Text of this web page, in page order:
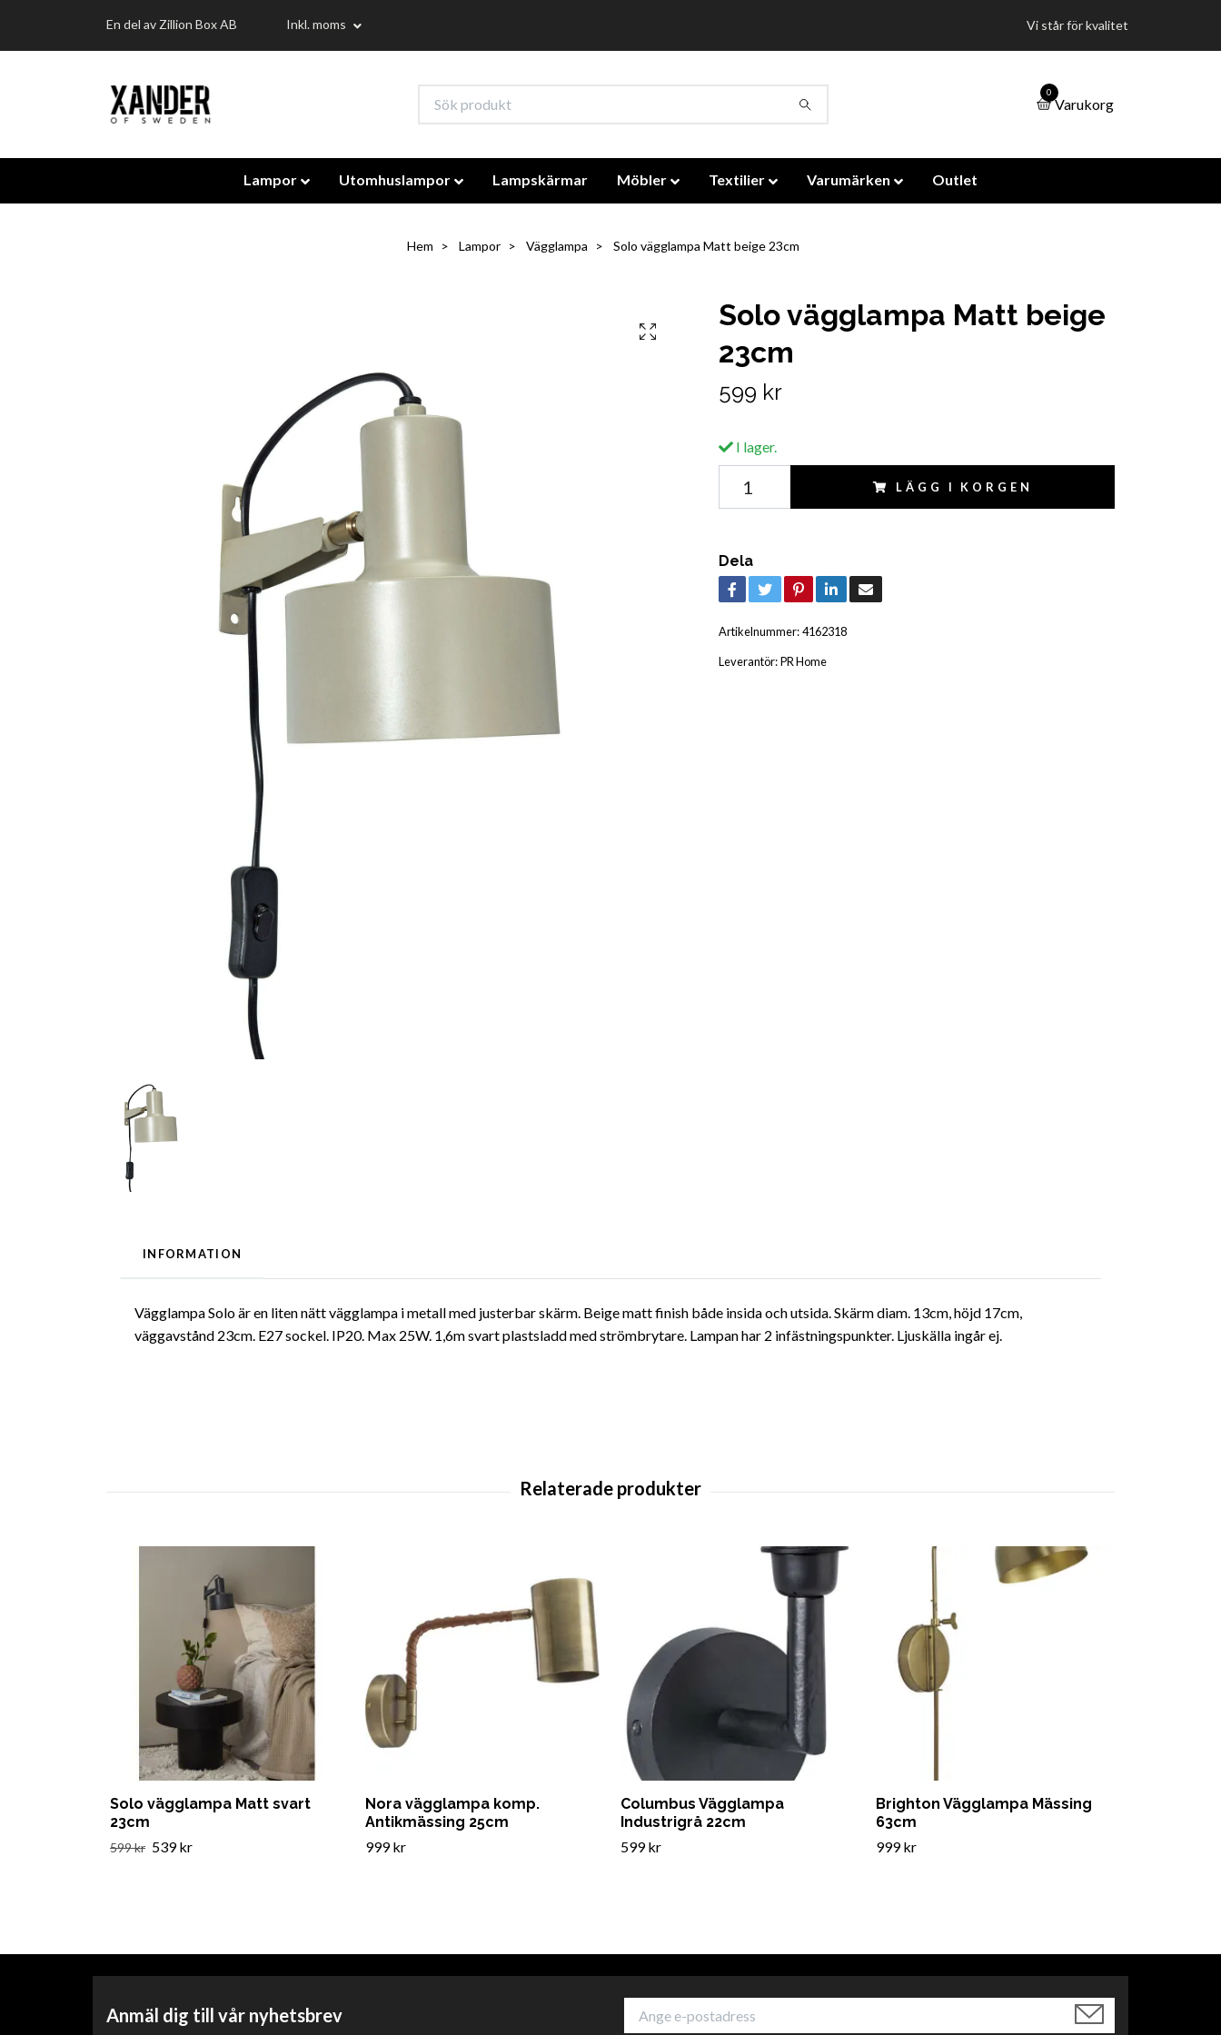
En del av Zillion Box AB Inkl. moms Vi står för kvalitet
0
Varukorg
Lampor Utomhuslampor Lampskärmar Möbler Textilier Varumärken Outlet
Hem Lampor Vägglampa Solo vägglampa Matt beige 23cm
Solo vägglampa Matt beige
23cm
599 kr
I lager.
LÄGG I KORGEN
Dela
Artikelnummer:4162318
Leverantör:PR Home
INFORMATION
Vägglampa Solo är en liten nätt vägglampa i metall med justerbar skärm. Beige matt finish både insida och utsida. Skärm diam. 13cm, höjd 17cm,
väggavstånd 23cm. E27 sockel. IP20. Max 25W. 1,6m svart plastsladd med strömbrytare. Lampan har 2 infästningspunkter. Ljuskälla ingår ej.
Solo vägglampa Matt svart
23cm
599 kr 539 kr
Nora vägglampa komp.
Antikmässing 25cm
999 kr
Columbus Vägglampa
Industrigrå 22cm
599 kr
Brighton Vägglampa Mässing
63cm
999 kr
Anmäl dig till vår nyhetsbrev